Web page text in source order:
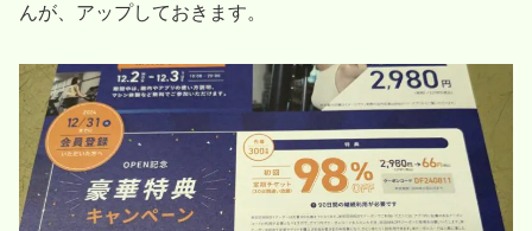
んが、アップしておきます。